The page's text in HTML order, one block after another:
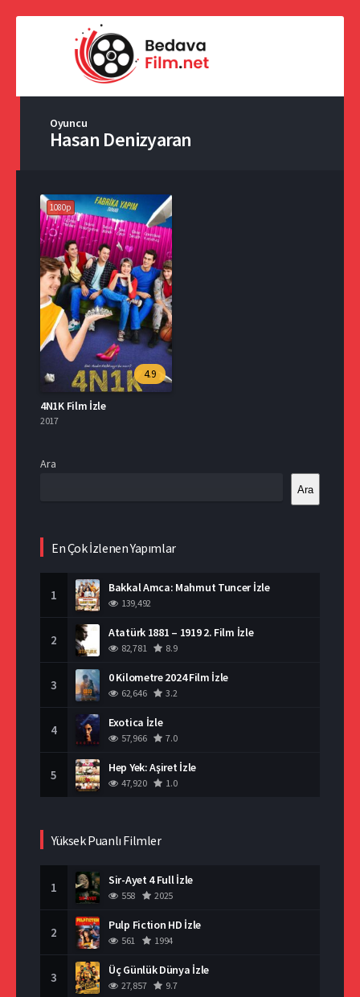
Oyuncu
Hasan Denizyaran
1080p
4.9
4N1K Film İzle
2017
Ara
Ara
En Çok İzlenen Yapımlar
1 Bakkal Amca: Mahmut Tuncer İzle
139,492
2 Atatürk 1881 – 1919 2. Film İzle
82,781 8.9
3 0 Kilometre 2024 Film İzle
62,646 3.2
4 Exotica İzle
57,966 7.0
5 Hep Yek: Aşiret İzle
47,920 1.0
Yüksek Puanlı Filmler
1 Sir-Ayet 4 Full İzle
558 2025
2 Pulp Fiction HD İzle
561 1994
3 Üç Günlük Dünya İzle
27,857 9.7